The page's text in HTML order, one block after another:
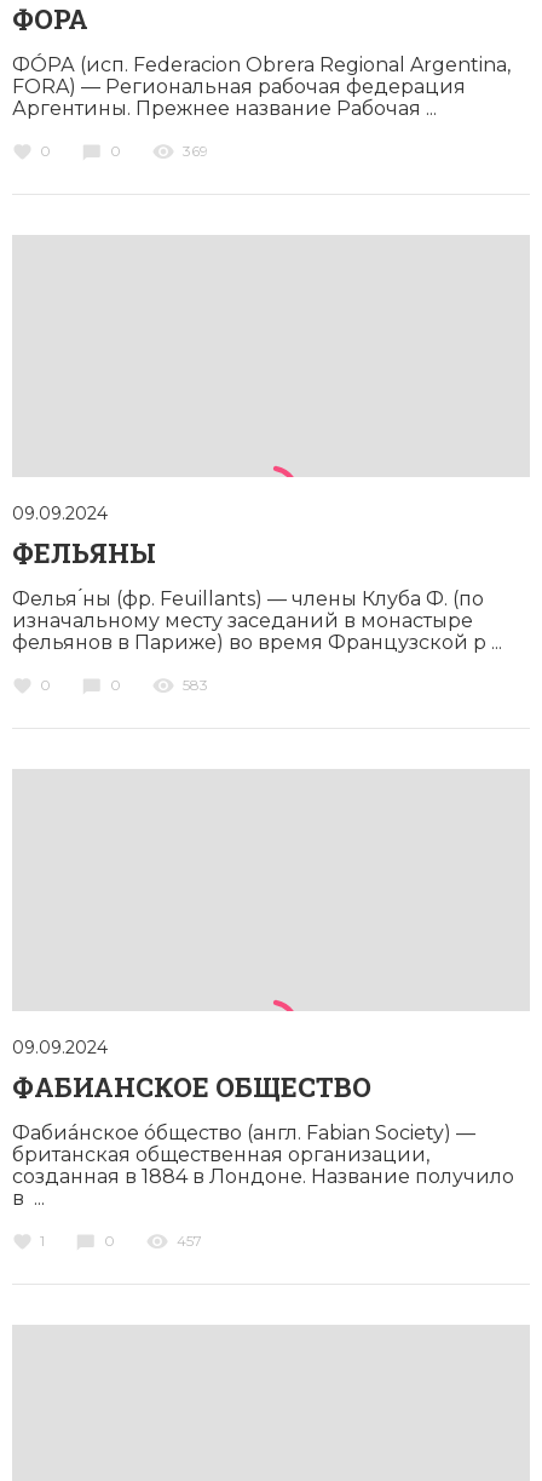
ФОРА
ФО́РА (исп. Federacion Obrera Regional Argentina,
FORA) — Региональная рабочая федерация
Аргентины. Прежнее название Рабочая ...
0 0 369
09.09.2024
ФЕЛЬЯНЫ
Фелья ́ны (фр. Feuillants) — члены Клуба Ф. (по
изначальному месту заседаний в монастыре
фельянов в Париже) во время Французской р ...
0 0 583
09.09.2024
ФАБИАНСКОЕ ОБЩЕСТВО
Фабиáнское óбщество (англ. Fabian Society) —
британская общественная организации,
созданная в 1884 в Лондоне. Название получило
в ...
1 0 457